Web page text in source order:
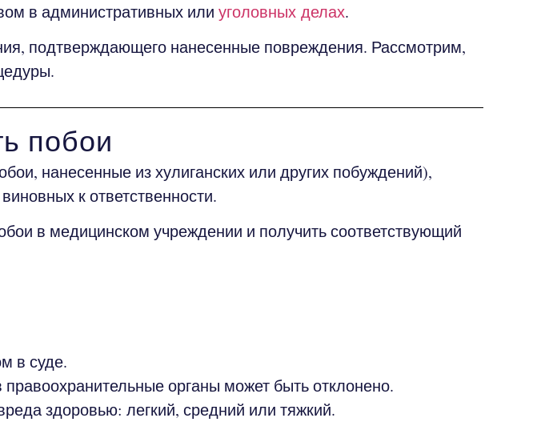
в административных или уголовных делах.
подтверждающего нанесенные повреждения. Рассмотрим,
побои
нанесенные из хулиганских или других побуждений),
к ответственности.
в медицинском учреждении и получить соответствующий
в суде.
органы может быть отклонено.
здоровью: легкий, средний или тяжкий.